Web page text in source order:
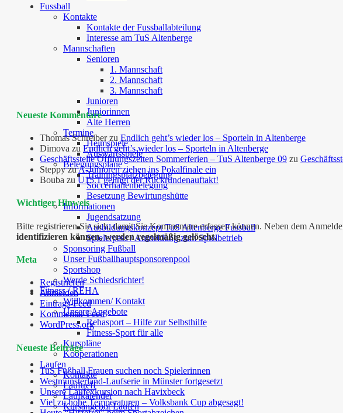
Fussball
Kontakte
Kontakte der Fussballabteilung
Interesse am TuS Altenberge
Mannschaften
Senioren
1. Mannschaft
2. Mannschaft
3. Mannschaft
Junioren
Juniorinnen
Alte Herren
Termine
Heimspiele
Auswärtsspiele
Belegungspläne
Trainingsplatzbelegung
Soccerhallenbelegung
Besetzung Bewirtungshütte
Informationen
Jugendsatzung
Ausbildungskonzept TuS Altenberge Fussball
Spielerpass / Anmeldung zum Spielbetrieb
Sponsoring Fußball
Unser Fußballhauptsponsorenpool
Sportshop
Werde Schiedsrichter!
Fitness / REHA
Willkommen/ Kontakt
Unsere Angebote
Rehasport – Hilfe zur Selbsthilfe
Fitness-Sport für alle
Kurspläne
Kooperationen
Laufen
Kontakte
Lauftreff
Laufkalender
Kursangebot Laufen
Neueste Kommentare
Thomas Schreiberzu Endlich geht’s wieder los – Sporteln in Altenberge
Dimova zu Endlich geht’s wieder los – Sporteln in Altenberge
Geschäftsstelle Öffnungszeiten Sommerferien – TuS Altenberge 09 zu
SteppyzuA-Junioren ziehen ins Pokalfinale ein
Bouba zuU15.1 gelingt der Rückrundenauftakt!
Wichtiger Hinweis
Bitte registrieren Sie sich, damit Sie Kommentare erfassen können. Neben dem
identifizieren können, werden regelmäßig gelöscht.
Meta
Registrieren
Anmelden
Eintrags-Feed
Kommentar-Feed
WordPress.org
Neueste Beiträge
TuS Fußball Frauen suchen noch Spielerinnen
Westmünsterland-Laufserie in Münster fortgesetzt
Unsere Laufexkursion nach Havixbeck
Viel zu hohe Temperaturen – Volksbank Cup abgesagt!